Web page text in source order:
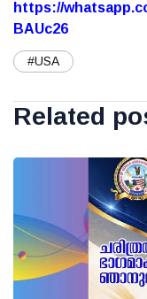
https://
BAUc26
#USA
Related